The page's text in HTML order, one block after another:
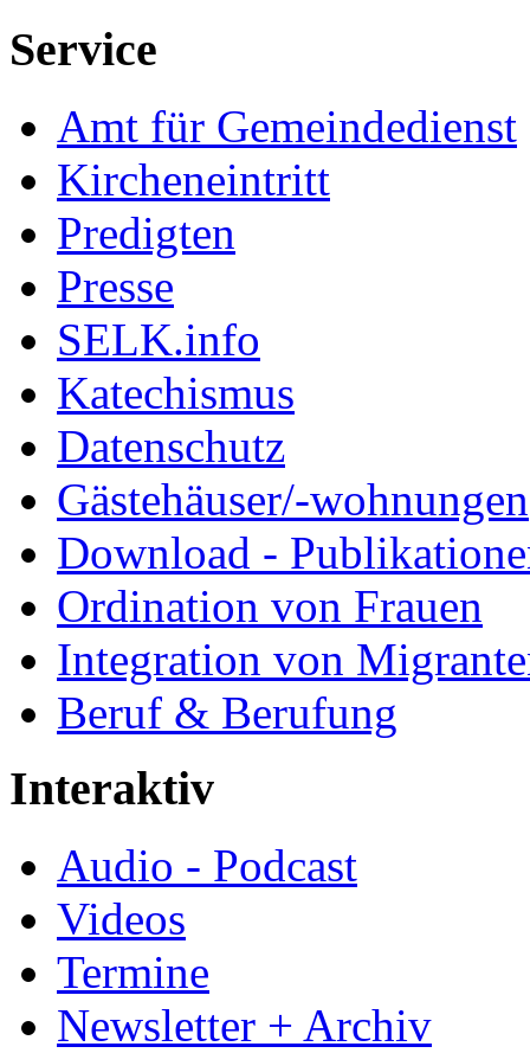
Service
Amt für Gemeindedienst
Kircheneintritt
Predigten
Presse
SELK.info
Katechismus
Datenschutz
Gästehäuser/-wohnungen
Download -
Ordination von Frauen
Integration von
Beruf & Berufung
Interaktiv
Audio - Podcast
Videos
Termine
Newsletter + Archiv